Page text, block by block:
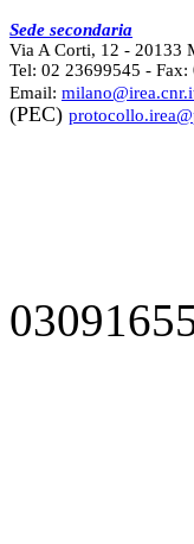
Sede secondaria
Via A Corti, 12 - 20133
Tel: 02 23699545 - Fax:
Email:
(PEC)